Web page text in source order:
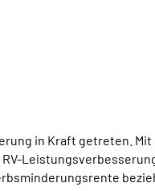
in Kraft getreten. Mit